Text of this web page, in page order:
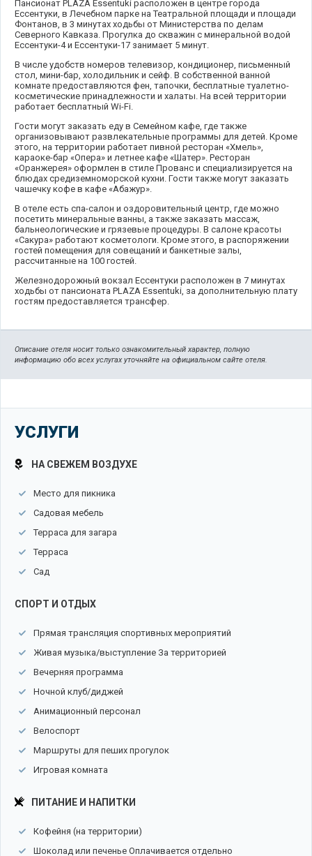
Пансионат PLAZA Essentuki расположен в центре города
Ессентуки, в Лечебном парке на Театральной площади и площади
Фонтанов, в 3 минутах ходьбы от Министерства по делам
Северного Кавказа. Прогулка до скважин с минеральной водой
Ессентуки-4 и Ессентуки-17 занимает 5 минут.
В числе удобств номеров телевизор, кондиционер, письменный
стол, мини-бар, холодильник и сейф. В собственной ванной
комнате предоставляются фен, тапочки, бесплатные туалетно-
косметические принадлежности и халаты. На всей территории
работает бесплатный Wi-Fi.
Гости могут заказать еду в Семейном кафе, где также
организовывают развлекательные программы для детей. Кроме
этого, на территории работает пивной ресторан «Хмель»,
караоке-бар «Опера» и летнее кафе «Шатер». Ресторан
«Оранжерея» оформлен в стиле Прованс и специализируется на
блюдах средиземноморской кухни. Гости также могут заказать
чашечку кофе в кафе «Абажур».
В отеле есть спа-салон и оздоровительный центр, где можно
посетить минеральные ванны, а также заказать массаж,
бальнеологические и грязевые процедуры. В салоне красоты
«Сакура» работают косметологи. Кроме этого, в распоряжении
гостей помещения для совещаний и банкетные залы,
рассчитанные на 100 гостей.
Железнодорожный вокзал Ессентуки расположен в 7 минутах
ходьбы от пансионата PLAZA Essentuki, за дополнительную плату
гостям предоставляется трансфер.
Описание отеля носит только ознакомительный характер, полную
информацию обо всех услугах уточняйте на официальном сайте отеля.
УСЛУГИ
НА СВЕЖЕМ ВОЗДУХЕ
Место для пикника
Садовая мебель
Терраса для загара
Терраса
Сад
СПОРТ И ОТДЫХ
Прямая трансляция спортивных мероприятий
Живая музыка/выступление За территорией
Вечерняя программа
Ночной клуб/диджей
Анимационный персонал
Велоспорт
Маршруты для пеших прогулок
Игровая комната
ПИТАНИЕ И НАПИТКИ
Кофейня (на территории)
Шоколад или печенье Оплачивается отдельно